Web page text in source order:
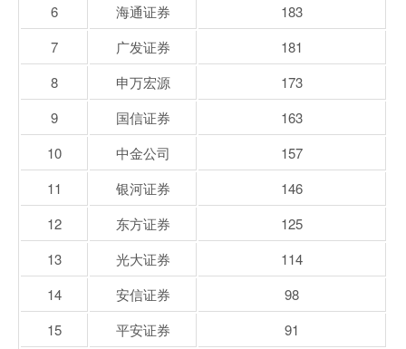
6
海通证券
183
7
广发证券
181
8
申万宏源
173
9
国信证券
163
10
中金公司
157
11
银河证券
146
12
东方证券
125
13
光大证券
114
14
安信证券
98
15
平安证券 91